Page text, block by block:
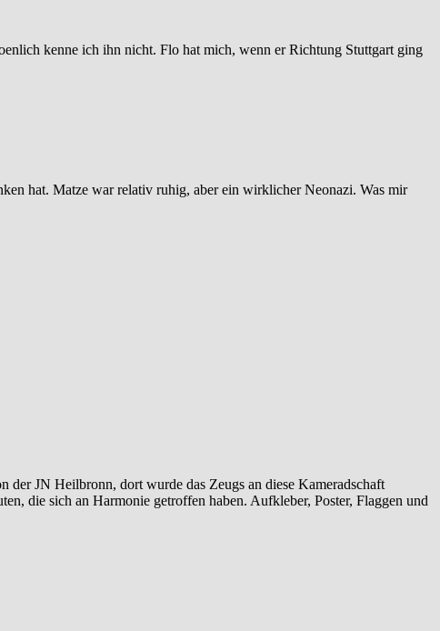
kenne ich ihn nicht. Flo hat mich, wenn er Richtung Stuttgart ging
hat. Matze war relativ ruhig, aber ein wirklicher Neonazi. Was mir
JN Heilbronn, dort wurde das Zeugs an diese Kameradschaft
die sich an Harmonie getroffen haben. Aufkleber, Poster, Flaggen und